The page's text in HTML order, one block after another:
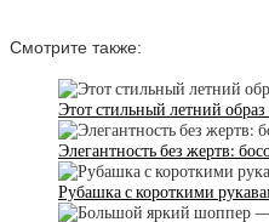
Смотрите также:
Этот стильный летний
Элегантность без жертв:
Рубашка с короткими